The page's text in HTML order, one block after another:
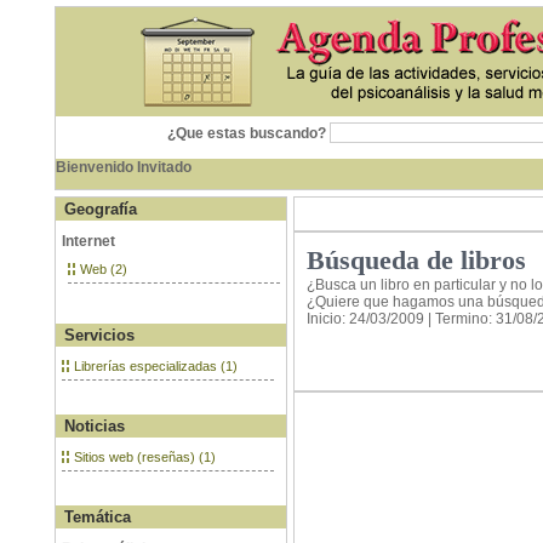
¿Que estas buscando?
Bienvenido Invitado
Geografía
Internet
Web (2)
Servicios
Librerías especializadas (1)
Noticias
Sitios web (reseñas) (1)
Temática
Búsqueda de libros
¿Busca un libro en particular y no
¿Quiere que hagamos una
Inicio: 24/03/2009 | Termino: 31/08/